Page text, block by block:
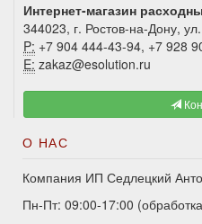
Интернет-магазин
344023, г. Ростов-на-Дону,
P: +7 904 444-43-94, +7 928
E: zakaz@esolution.ru
О НАС
Компания ИП Седлецкий
Пн-Пт: 09:00-17:00